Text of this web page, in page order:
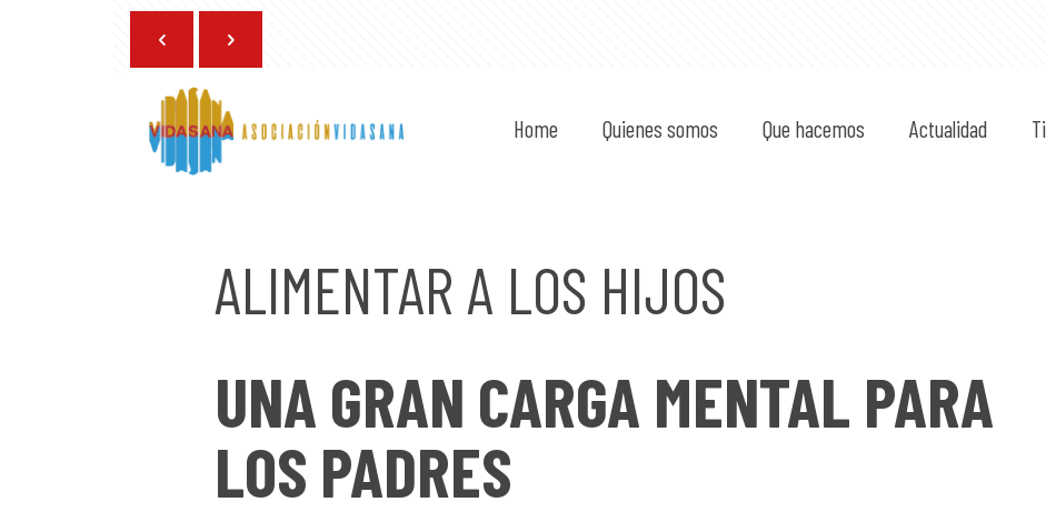
Home Quienes somos Que hacemos Actualidad
2 de junio de 2026
ALIMENTAR A LOS HIJOS
UNA GRAN CARGA MENTAL PARA
LOS PADRES